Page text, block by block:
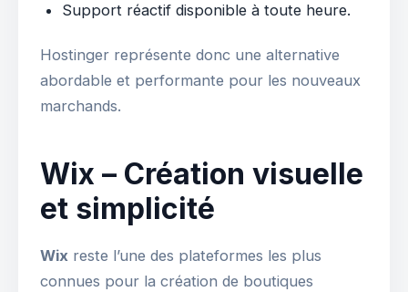
Support réactif disponible à toute heure.
Hostinger représente donc une alternative
abordable et performante pour les nouveaux
marchands.
Wix – Création visuelle
et simplicité
Wix reste l’une des plateformes les plus
connues pour la création de boutiques